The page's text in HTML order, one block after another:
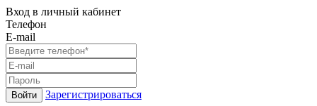
Вход в личный кабинет
Телефон
E-mail
Войти Зарегистрироваться